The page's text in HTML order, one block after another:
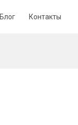
Блог Контакты